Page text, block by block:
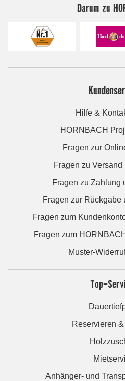
Darum zu
Hilfe &
HORNBACH
Fragen zur
Fragen zu
Fragen zu Zahlung
Fragen zur Rückgabe
Fragen zum
Fragen zum
Muster-
Top-
Reservieren
Anhänger- und